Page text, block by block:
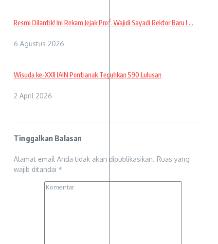
Resmi Dilantik! Ini Rekam Jejak Prof. Wajidi Sayadi Rektor Baru I ...
6 Agustus 2026
Wisuda ke-XXII IAIN Pontianak Teguhkan 590 Lulusan
2 April 2026
Tinggalkan Balasan
Alamat email Anda tidak akan dipublikasikan. Ruas yang
wajib ditandai *